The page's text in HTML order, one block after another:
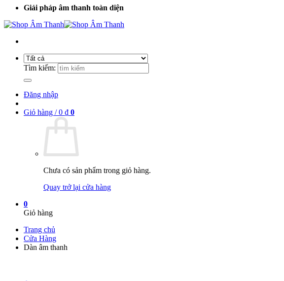
Giải pháp âm thanh toàn diện
Tìm kiếm:
Đăng nhập
Giỏ hàng /0 ₫ 0
Chưa có sản phẩm trong giỏ hàng.
Quay trở lại cửa hàng
0
Giỏ hàng
Trang chủ
Cửa Hàng
Dàn âm thanh